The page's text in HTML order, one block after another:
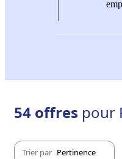
54 offres pour
Trier par Pertinence